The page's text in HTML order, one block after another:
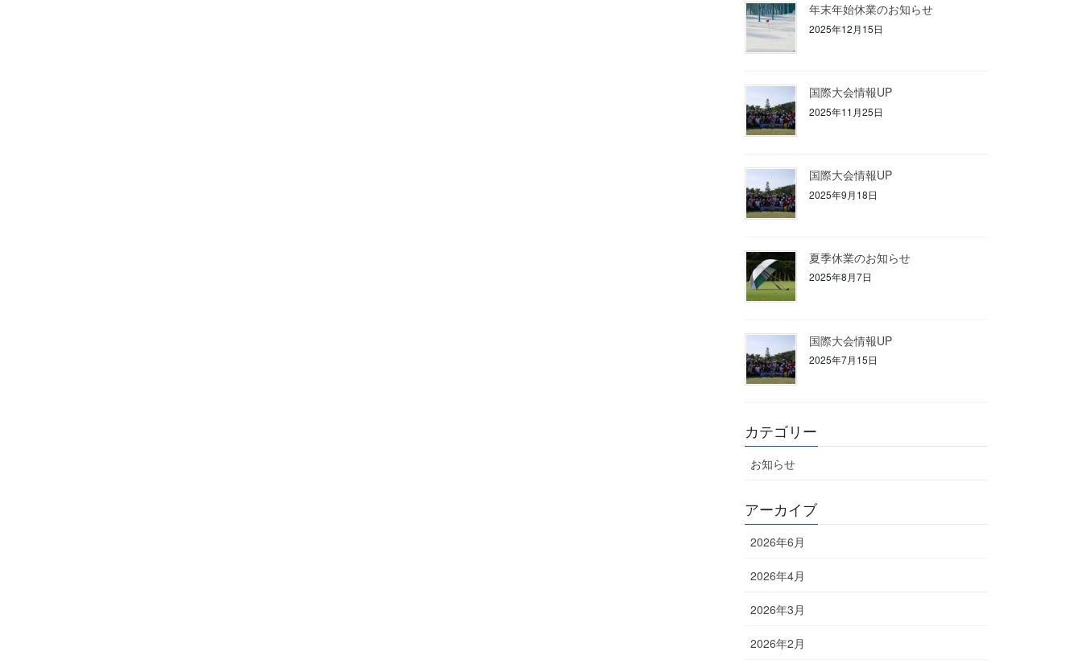
年末年始休業のお知らせ
2025年12月15日
国際大会情報UP
2025年11月25日
国際大会情報UP
2025年9月18日
夏季休業のお知らせ
2025年8月7日
国際大会情報UP
2025年7月15日
カテゴリー
お知らせ
アーカイブ
2026年6月
2026年4月
2026年3月
2026年2月